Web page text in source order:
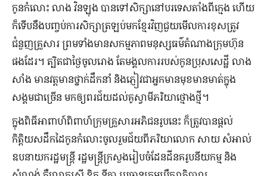
កូន​កំលោះ លាង វិនឡុង បាន​ទៅ​សិក្សា​នៅ​បរទេស​តាំង​ពី​ក្មេង ហើយ​
ក៏​ទើប​នឹង​បញ្ចប់​ការ​សិក្សា​ត្រឡប់​មក​ខ្មែរ​វិញ​ជួយ​មើល​ការ​ខុស​ត្រូវ​
ជំនួញ​គ្រួសារ ព្រម​ទាំង​មាន​សកម្មភាព​មនុស្ស​ធម៌​តំណាង​ក្រុមហ៊ុន​
ផង​ដែរ។ ត្បិត​ជា​ថ្ងៃ​ចូលរោង តែ​មង្គលការ​របស់​កូន​ប្រុស​សេដ្ឋី លាង
សាំង មាន​វត្តមាន​ថ្នាក់​ដឹកនាំ និង​ភ្ញៀវ​ជា​អ្នក​មាន​មុខ​មាន​មាត់​ក្នុង​
សង្គម​ជាច្រើន មក​ឲ្យ​ពរជ័យ​ដល់​គូ​ស្វាមី​ភរិយា​ថ្មោងថ្មី។
ក្នុងពិធីអាពាហ៍ពិពាហ៍ក្រុមគ្រួសារអភិជនរូបនេះ ក៏ត្រូវបានផ្តល់
កិត្តិយសដឹកដៃកូនកំលោះចូលរួមជ័យពីភរិយាលោក សាយ សំអាល់
ឧបនាយករដ្ឋមន្រ្តី រដ្ឋមន្រ្តីក្រសួងរៀបចំដែនដីនគរូបនីយកម្ម និង